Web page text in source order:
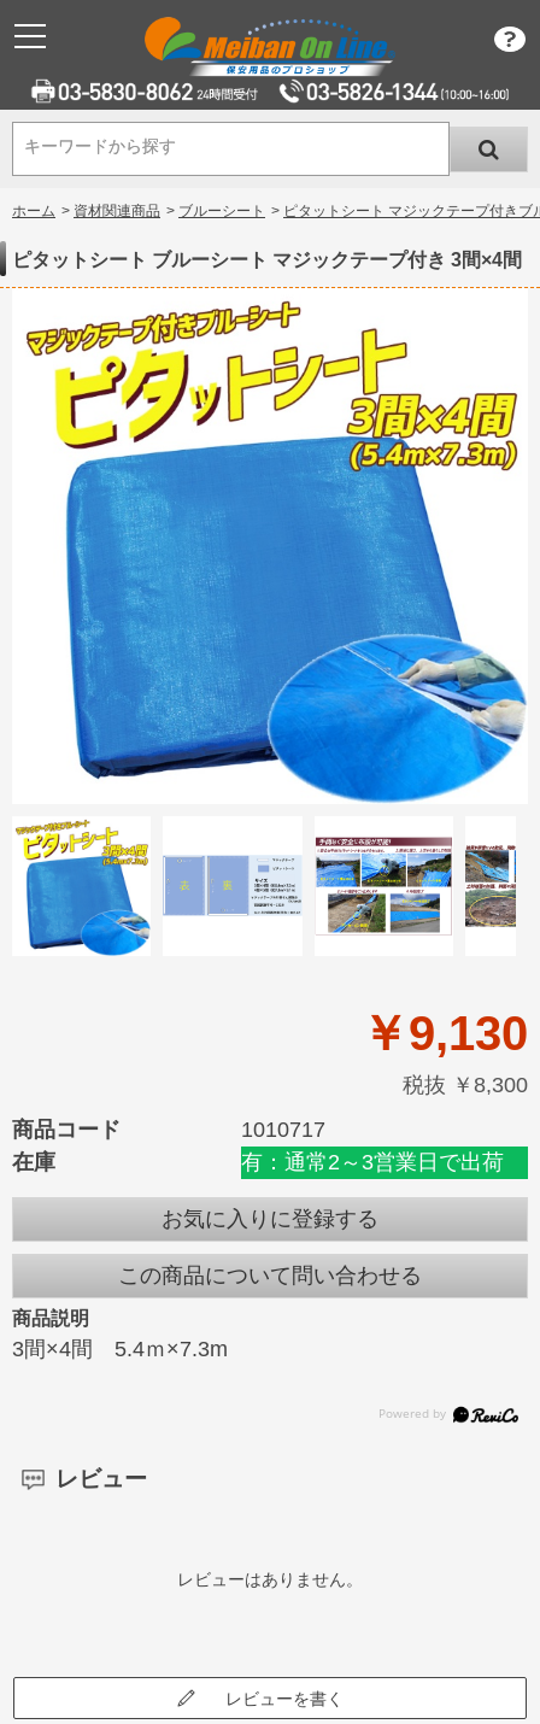
キーワードから探す
キーワードから探す
ホーム > 資材関連商品 > ブルーシート > ピタットシート マジックテープ付きブ
ピタットシート ブルーシート マジックテープ付き 3間×4間
￥9,130
税抜 ￥8,300
商品コード
1010717
在庫
有：通常2～3営業日で出荷
お気に入りに登録する
この商品について問い合わせる
商品説明
3間×4間 5.4ｍ×7.3m
レビュー
レビューはありません。
レビューを書く